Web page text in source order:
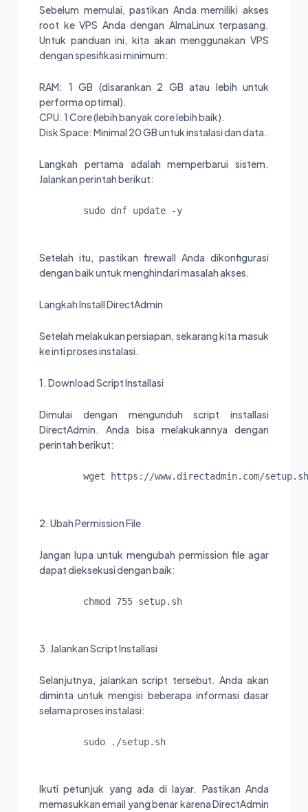
Sebelum memulai, pastikan Anda memiliki akses
root ke VPS Anda dengan AlmaLinux terpasang.
Untuk panduan ini, kita akan menggunakan VPS
dengan spesifikasi minimum:
RAM: 1 GB (disarankan 2 GB atau lebih untuk
performa optimal).
CPU: 1 Core (lebih banyak core lebih baik).
Disk Space: Minimal 20 GB untuk instalasi dan data.
Langkah pertama adalah memperbarui sistem.
Jalankan perintah berikut:
sudo dnf update -y
Setelah itu, pastikan firewall Anda dikonfigurasi
dengan baik untuk menghindari masalah akses.
Langkah Install DirectAdmin
Setelah melakukan persiapan, sekarang kita masuk
ke inti proses instalasi.
1. Download Script Installasi
Dimulai dengan mengunduh script installasi
DirectAdmin. Anda bisa melakukannya dengan
perintah berikut:
wget https://www.directadmin.com/setup.sh
2. Ubah Permission File
Jangan lupa untuk mengubah permission file agar
dapat dieksekusi dengan baik:
chmod 755 setup.sh
3. Jalankan Script Installasi
Selanjutnya, jalankan script tersebut. Anda akan
diminta untuk mengisi beberapa informasi dasar
selama proses instalasi:
sudo ./setup.sh
Ikuti petunjuk yang ada di layar. Pastikan Anda
memasukkan email yang benar karena DirectAdmin